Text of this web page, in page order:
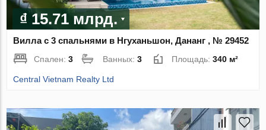
₫ 15.71 млрд.
Вилла с 3 спальнями в Нгуханьшон, Дананг , № 29452
Спален:3 Ванных:3 Площадь:340 м²
Central Vietnam Realty Ltd